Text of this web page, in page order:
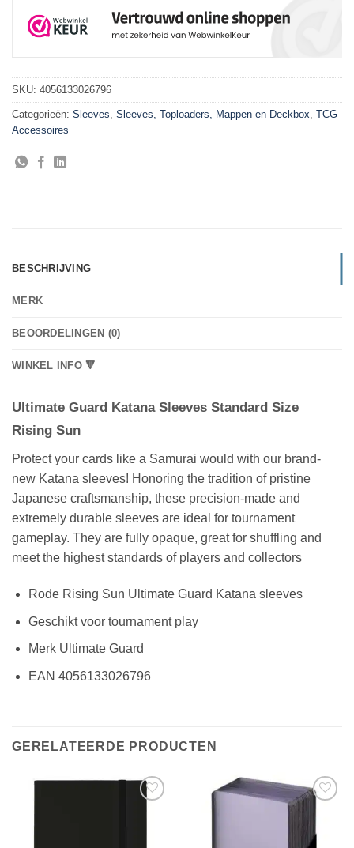
SKU: 4056133026796
Categorieën: Sleeves Sleeves, Toploaders, Mappen en Deckbox TCG
Accessoires
BESCHRIJVING
MERK
BEOORDELINGEN (0)
WINKEL INFO 🔻
Ultimate Guard Katana Sleeves Standard Size
Rising Sun
Protect your cards like a Samurai would with our brand-
new Katana sleeves! Honoring the tradition of pristine
Japanese craftsmanship, these precision-made and
extremely durable sleeves are ideal for tournament
gameplay. They are fully opaque, great for shuffling and
meet the highest standards of players and collectors
Rode Rising Sun Ultimate Guard Katana sleeves
Geschikt voor tournament play
Merk Ultimate Guard
EAN 4056133026796
GERELATEERDE PRODUCTEN